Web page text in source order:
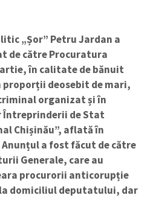
„Șor” Petru Jardan a
de către Procuratura
în calitate de bănuit
proporții deosebit de mari,
organizat și în
de Stat
Chișinău”, aflată în
a fost făcut de către
Generale, care au
procurorii anticorupție
domiciliul deputatului, dar